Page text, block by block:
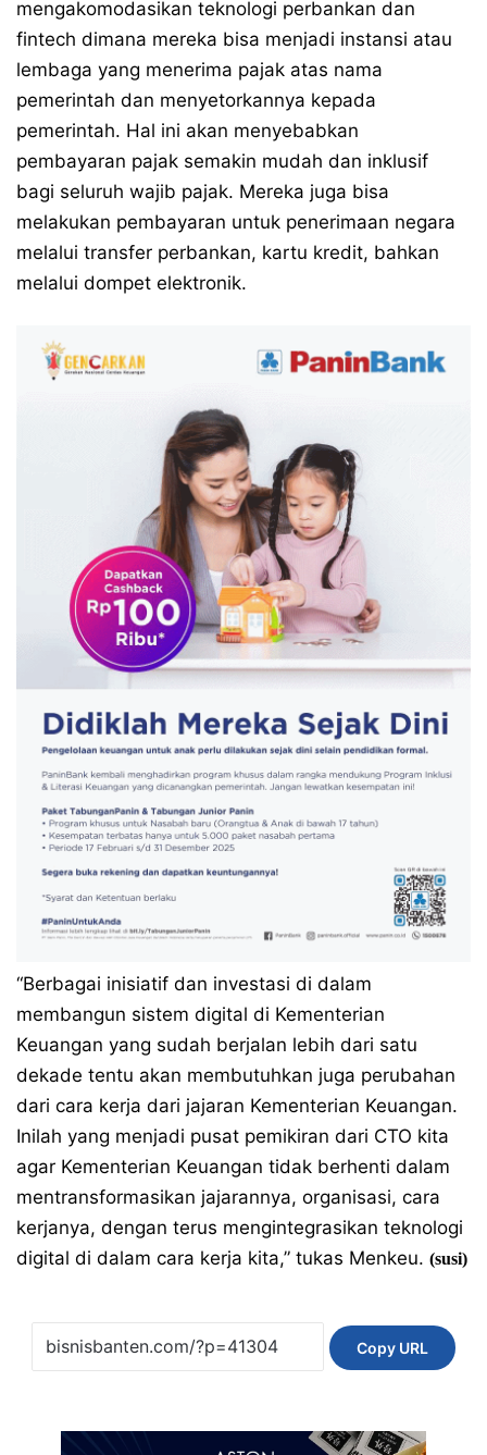
mengakomodasikan teknologi perbankan dan
fintech dimana mereka bisa menjadi instansi atau
lembaga yang menerima pajak atas nama
pemerintah dan menyetorkannya kepada
pemerintah. Hal ini akan menyebabkan
pembayaran pajak semakin mudah dan inklusif
bagi seluruh wajib pajak. Mereka juga bisa
melakukan pembayaran untuk penerimaan negara
melalui transfer perbankan, kartu kredit, bahkan
melalui dompet elektronik.
“Berbagai inisiatif dan investasi di dalam
membangun sistem digital di Kementerian
Keuangan yang sudah berjalan lebih dari satu
dekade tentu akan membutuhkan juga perubahan
dari cara kerja dari jajaran Kementerian Keuangan.
Inilah yang menjadi pusat pemikiran dari CTO kita
agar Kementerian Keuangan tidak berhenti dalam
mentransformasikan jajarannya, organisasi, cara
kerjanya, dengan terus mengintegrasikan teknologi
digital di dalam cara kerja kita,” tukas Menkeu. (susi)
Copy URL